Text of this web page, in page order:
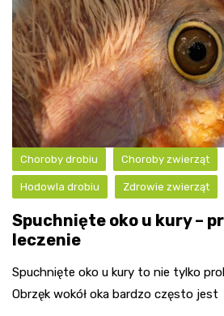
Choroby drobiu Choroby zwierząt
Hodowla drobiu Zdrowie zwierząt
Spuchnięte oko u kury –
leczenie
Spuchnięte oko u kury to nie tylko
Obrzęk wokół oka bardzo często jest